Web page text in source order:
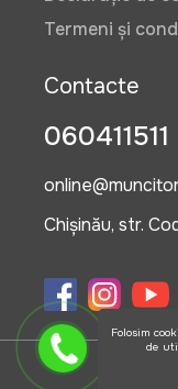
Termeni și
Contacte
060411511
Chișinău, str.
Folosim
de